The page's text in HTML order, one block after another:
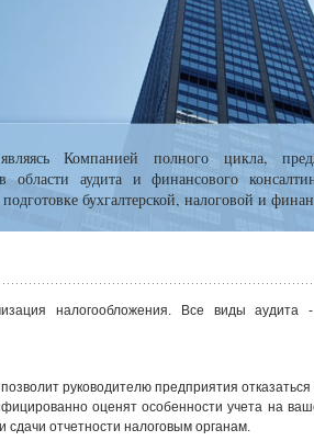
Компанией полного цикла,
области аудита и финансового
бухгалтерской, налоговой и
налогообложения. Все виды аудита
позволит руководителю предприятия
оценят особенности учета на
сдачи отчетности налоговым органам.